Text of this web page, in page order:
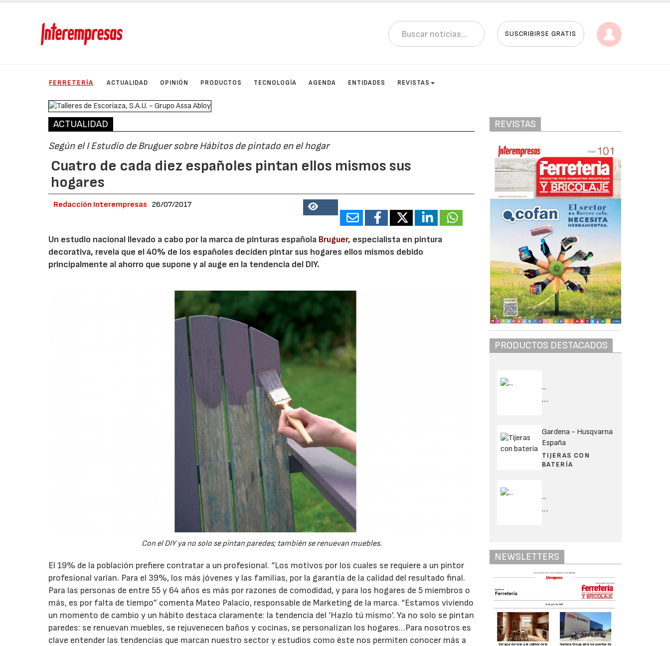
SUSCRIBIRSE GRATIS
FERRETERÍA ACTUALIDAD OPINIÓN PRODUCTOS TECNOLOGÍA AGENDA ENTIDADES REVISTAS
ACTUALIDAD
Según el I Estudio de Bruguer sobre Hábitos de pintado en el hogar
Cuatro de cada diez españoles pintan ellos mismos sus
hogares
Redacción Interempresas 26/07/2017
12918
Un estudio nacional llevado a cabo por la marca de pinturas española Bruguer, especialista en pintura
decorativa, revela que el 40% de los españoles deciden pintar sus hogares ellos mismos debido
principalmente al ahorro que supone y al auge en la tendencia del DIY.
Con el DIY ya no solo se pintan paredes; también se renuevan muebles.
El 19% de la población prefiere contratar a un profesional. “Los motivos por los cuales se requiere a un pintor
profesional varían. Para el 39%, los más jóvenes y las familias, por la garantía de la calidad del resultado final.
Para las personas de entre 55 y 64 años es más por razones de comodidad, y para los hogares de 5 miembros o
más, es por falta de tiempo” comenta Mateo Palacio, responsable de Marketing de la marca. “Estamos viviendo
un momento de cambio y un hábito destaca claramente: la tendencia del ‘Hazlo tú mismo’. Ya no solo se pintan
paredes: se renuevan muebles, se rejuvenecen baños y cocinas, se personalizan los hogares…Para nosotros es
clave entender las tendencias que marcan nuestro sector y estudios como éste nos permiten conocer más a
REVISTAS
PRODUCTOS DESTACADOS
...
...
Gardena - Husqvarna
España
TIJERAS CON
BATERÍA
...
...
NEWSLETTERS